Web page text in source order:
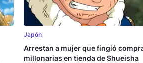
Japón
Arrestan a mujer que fingió
millonarias en tienda de Shueisha